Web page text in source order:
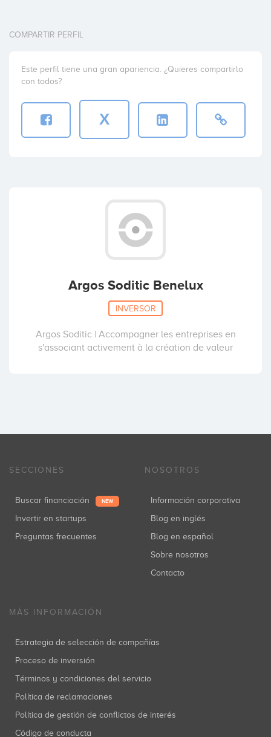
COMPARTIR PERFIL
Este perfil tiene una gran apariencia. ¿Quieres compartirlo
con todos?
X
Argos Soditic Benelux
INVERSOR
Argos Soditic | Accompagner les entreprises en
s'associant activement à la création de valeur
SECCIONES
Buscar financiación NEW
Invertir en startups
Preguntas frecuentes
NOSOTROS
Información corporativa
Blog en inglés
Blog en español
Sobre nosotros
Contacto
MÁS INFORMACIÓN
Estrategia de selección de compañías
Proceso de inversión
Términos y condiciones del servicio
Política de reclamaciones
Política de gestión de conflictos de interés
Código de conducta